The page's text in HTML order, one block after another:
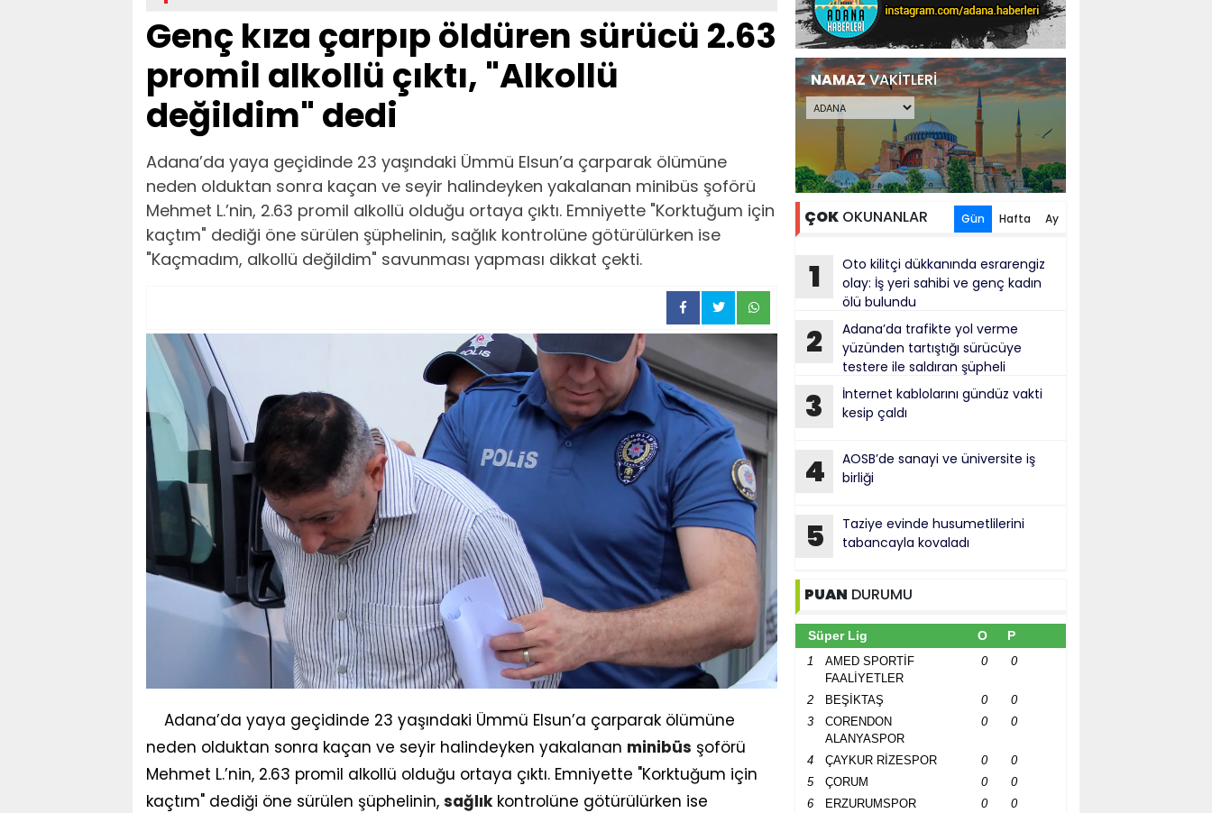
Genç kıza çarpıp öldüren sürücü 2.63
promil alkollü çıktı, "Alkollü
değildim" dedi
Adana’da yaya geçidinde 23 yaşındaki Ümmü Elsun’a çarparak ölümüne
neden olduktan sonra kaçan ve seyir halindeyken yakalanan minibüs şoförü
Mehmet L.’nin, 2.63 promil alkollü olduğu ortaya çıktı. Emniyette "Korktuğum için
kaçtım" dediği öne sürülen şüphelinin, sağlık kontrolüne götürülürken ise
"Kaçmadım, alkollü değildim" savunması yapması dikkat çekti.
Adana’da yaya geçidinde 23 yaşındaki Ümmü Elsun’a çarparak ölümüne
neden olduktan sonra kaçan ve seyir halindeyken yakalanan minibüs şoförü
Mehmet L.’nin, 2.63 promil alkollü olduğu ortaya çıktı. Emniyette "Korktuğum için
kaçtım" dediği öne sürülen şüphelinin, sağlıkkontrolüne götürülürken ise
NAMAZVAKİTLERİ
ÇOK OKUNANLAR Gün Hafta Ay
1
Oto kilitçi dükkanında esrarengiz
olay: İş yeri sahibi ve genç kadın
ölü bulundu
2
Adana’da trafikte yol verme
yüzünden tartıştığı sürücüye
testere ile saldıran şüpheli
tutuklandı
3
İnternet kablolarını gündüz vakti
kesip çaldı
4
AOSB’de sanayi ve üniversite iş
birliği
5
Taziye evinde husumetlilerini
tabancayla kovaladı
PUAN DURUMU
Süper Lig O P
1
AMED SPORTİF
FAALİYETLER
0 0
2 BEŞİKTAŞ 0
0
3
CORENDON
ALANYASPOR
0 0
4 ÇAYKUR RİZESPOR 0
0
5
ÇORUM 0
0
6
ERZURUMSPOR 0
0